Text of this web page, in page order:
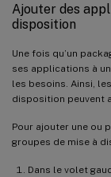
Ajouter des
disposition
Une fois qu’un
ses applications à
les besoins. Ainsi,
disposition peuvent
Pour ajouter une ou
groupes de mise à
Dans le volet